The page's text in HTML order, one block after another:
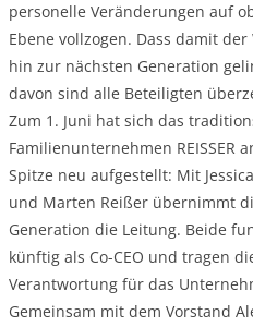
personelle Veränderungen auf
Ebene vollzogen. Dass damit der
hin zur nächsten Generation
davon sind alle Beteiligten
Zum 1. Juni hat sich das
Familienunternehmen REISSER
Spitze neu aufgestellt: Mit
und Marten Reißer übernimmt
Generation die Leitung. Beide
künftig als Co-CEO und tragen
Verantwortung für das
Gemeinsam mit dem Vorstand